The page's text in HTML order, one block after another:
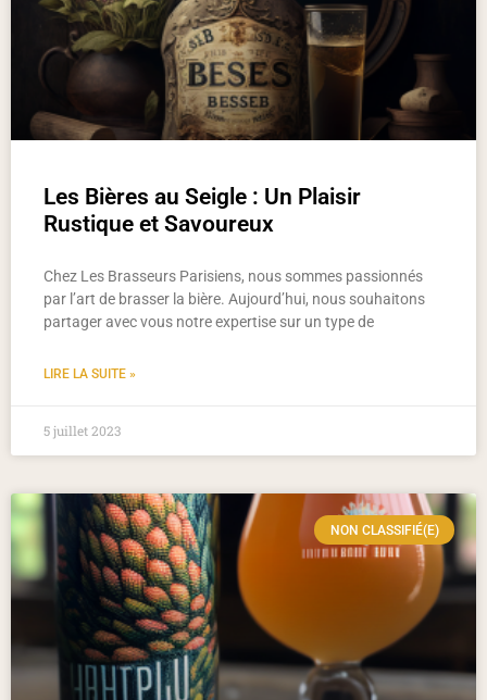
Les Bières au Seigle : Un Plaisir
Rustique et Savoureux
Chez Les Brasseurs Parisiens, nous sommes passionnés
par l’art de brasser la bière. Aujourd’hui, nous souhaitons
partager avec vous notre expertise sur un type de
LIRE LA SUITE »
5 juillet 2023
NON CLASSIFIÉ(E)